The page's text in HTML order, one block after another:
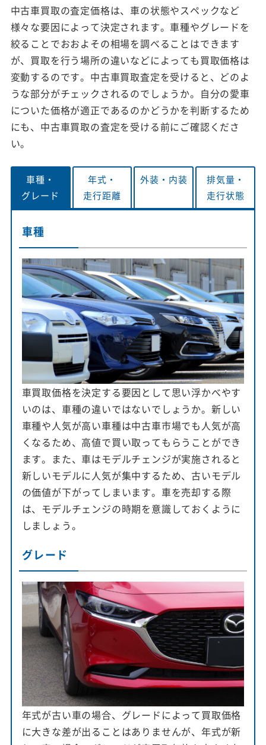
中古車買取の査定価格は、車の状態やスペックなど
様々な要因によって決定されます。車種やグレードを
絞ることでおおよその相場を調べることはできます
が、買取を行う場所の違いなどによっても買取価格は
変動するのです。中古車買取査定を受けると、どのよ
うな部分がチェックされるのでしょうか。自分の愛車
についた価格が適正であるのかどうかを判断するため
にも、中古車買取の査定を受ける前にご確認くださ
い。
車種・
グレード
年式・
走行距離
外装・ 内装
排気量・
走行状態
車種
車買取価格を決定する要因として思い浮かべやす
いのは、車種の違いではないでしょうか。新しい
車種や人気が高い車種は中古車市場でも人気が高
くなるため、高値で買い取ってもらうことができ
ます。また、車はモデルチェンジが実施されると
新しいモデルに人気が集中するため、古いモデル
の価値が下がってしまいます。車を売却する際
は、モデルチェンジの時期を意識しておくように
しましょう。
グレード
年式が古い車の場合、グレードによって買取価格
に大きな差が出ることはありませんが、年式が新